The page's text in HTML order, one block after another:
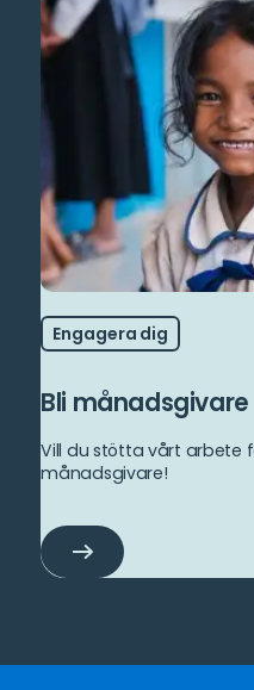
Engagera dig
Bli månadsgivare
Vill du stötta vårt arbete
månadsgivare!
Bli
månadsgivare